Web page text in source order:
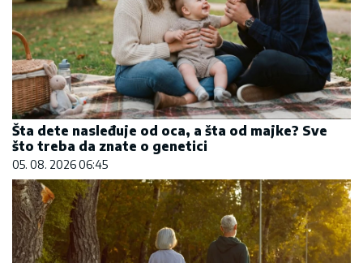
Šta dete nasleđuje od oca, a šta od majke? Sve
što treba da znate o genetici
05. 08. 2026 06:45